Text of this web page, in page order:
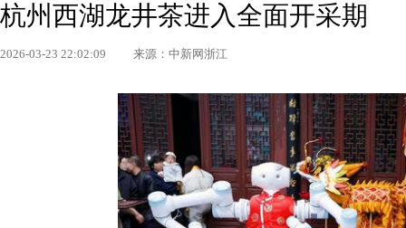
杭州西湖龙井茶进入全面开采期
2026-03-23 22:02:09 来源：中新网浙江